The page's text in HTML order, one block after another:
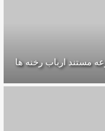
مستند ارباب رخنه ها